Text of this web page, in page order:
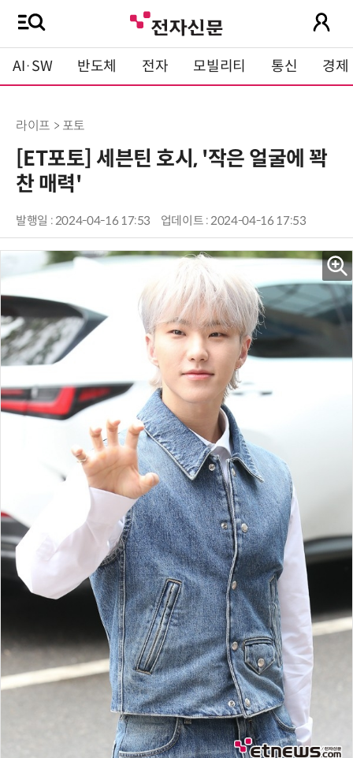
AI·SW 반도체 전자 모빌리티 통신 경제
라이프 > 포토
[ET포토] 세븐틴 호시, '작은 얼굴에 꽉
찬 매력'
발행일 : 2024-04-16 17:53 업데이트 : 2024-04-16 17:53